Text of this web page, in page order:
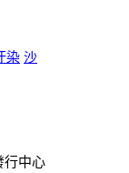
染 沙
行中心